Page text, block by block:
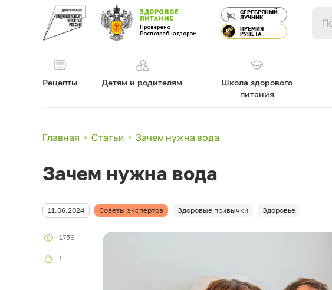
ЗДОРОВОЕ
ПИТАНИЕ
Проверено
Роспотребнадзором
СЕРЕБРЯНЫЙ
ЛУЧНИК
ПРЕМИЯ
РУНЕТА
Рецепты Детям и родителям
Школа здорового
питания
Главная Статьи Зачем нужна вода
Зачем нужна вода
11.06.2024 Советы экспертов Здоровые привычки Здоровье
1756
1